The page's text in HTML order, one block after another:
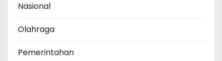
Nasional
Olahraga
Pemerintahan